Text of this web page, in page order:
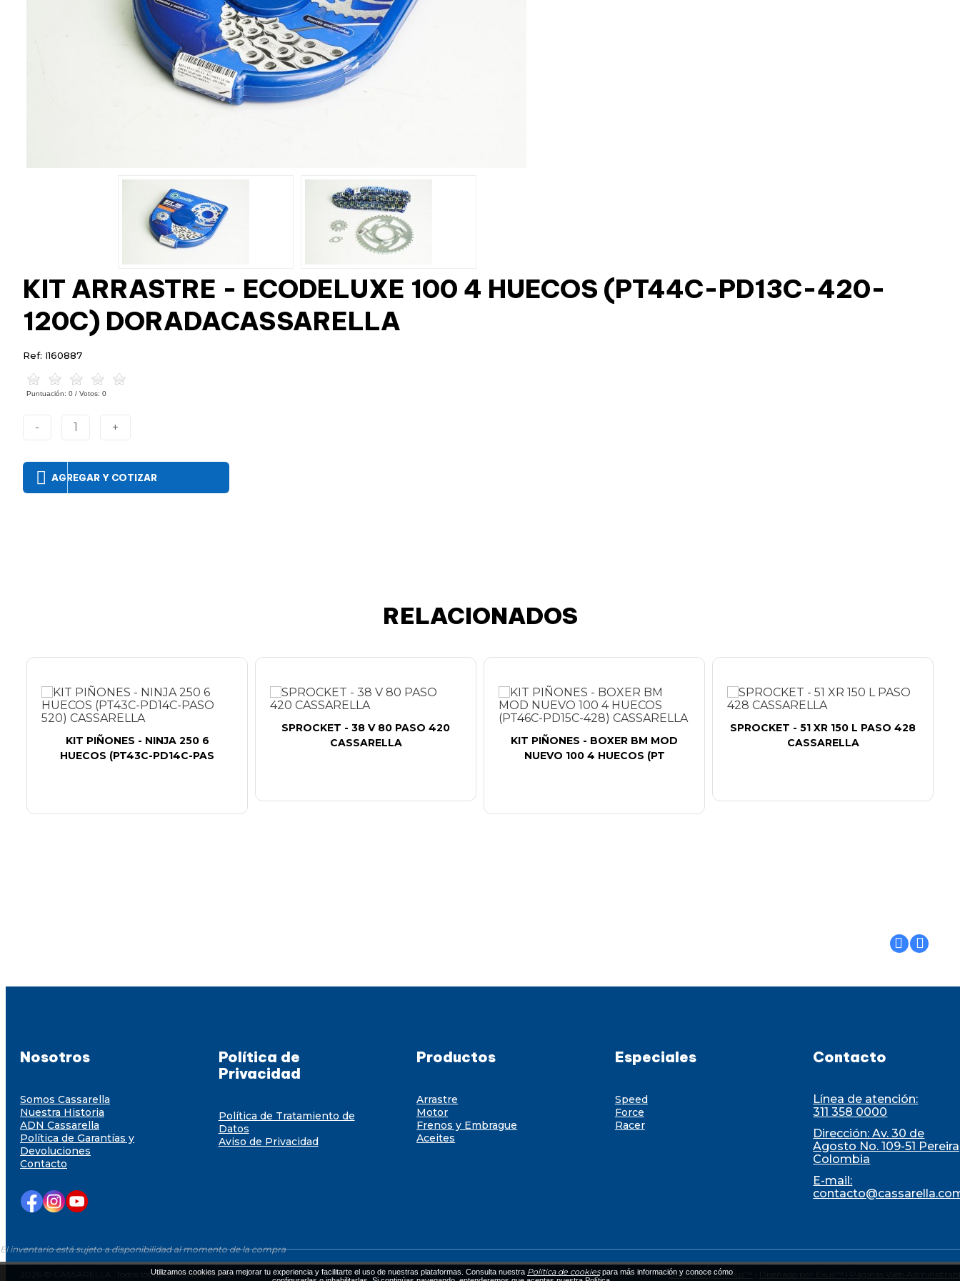
KIT ARRASTRE - ECODELUXE 100 4 HUECOS (PT44C-PD13C-420-
120C) DORADACASSARELLA
Ref: I160887
Puntuación: 0 / Votos: 0
- 1 +
AGREGAR Y COTIZAR
El inventario está sujeto a disponibilidad al momento de la compra
RELACIONADOS
KIT PIÑONES - NINJA 250 6
HUECOS (PT43C-PD14C-PAS
SPROCKET - 38 V 80 PASO 420
CASSARELLA
KIT PIÑONES - BOXER BM MOD
NUEVO 100 4 HUECOS (PT
SPROCKET - 51 XR 150 L PASO 428
CASSARELLA
Nosotros
Somos Cassarella
Nuestra Historia
ADN Cassarella
Política de Garantías y
Devoluciones
Contacto
Política de
Privacidad
Política de Tratamiento de
Datos
Aviso de Privacidad
Productos
Arrastre
Motor
Frenos y Embrague
Aceites
Especiales
Speed
Force
Racer
Contacto
Línea de atención:
311 358 0000
Dirección: Av. 30 de
Agosto No. 109-51
Colombia
E-mail:
2026 © CASSARELLA. Todos los derechos resevados Diseñado por Exus™ Diseñado por Exus™ | Páginas Web
Utilizamos cookies para mejorar tu experiencia y facilitarte el uso de nuestras plataformas. Consulta nuestra Política de cookiespara más información y conoce cómo